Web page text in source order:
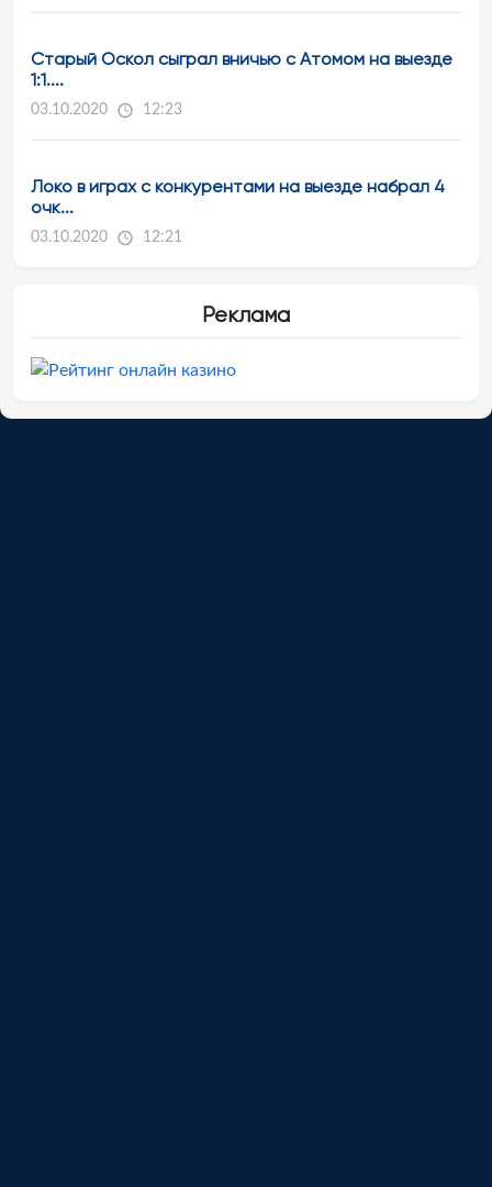
Старый Оскол сыграл вничью с Атомом на выезде
1:1....
03.10.2020 12:23
Локо в играх с конкурентами на выезде набрал 4
очк...
03.10.2020 12:21
Реклама